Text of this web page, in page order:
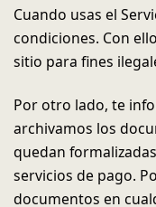
Cuando usas el
condiciones. Con
sitio para fines
Por otro lado, te
archivamos los
quedan
servicios de pago.
documentos en